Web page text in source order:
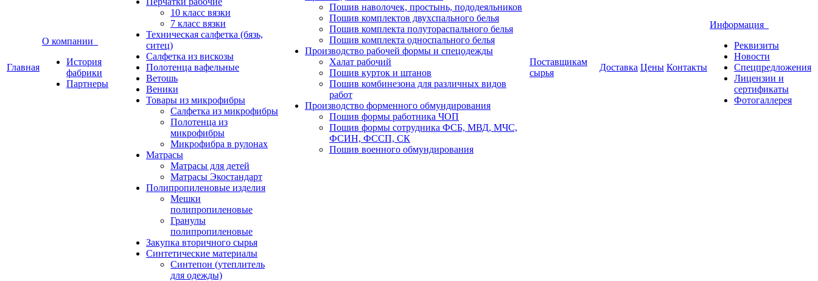
Главная
О компании
История
фабрики
Партнеры
10 класс вязки
7 класс вязки
Техническая салфетка (бязь,
ситец)
Салфетка из вискозы
Полотенца вафельные
Ветошь
Веники
Товары из микрофибры
Салфетка из микрофибры
Полотенца из
микрофибры
Микрофибра в рулонах
Матрасы
Матрасы для детей
Матрасы Экостандарт
Полипропиленовые изделия
Мешки
полипропиленовые
Гранулы
полипропиленовые
Закупка вторичного сырья
Синтетические материалы
Синтепон (утеплитель
для одежды)
Пошив наволочек, простынь, пододеяльников
Пошив комплектов двухспального белья
Пошив комплекта полутораспального белья
Пошив комплекта односпального белья
Производство рабочей формы и спецодежды
Халат рабочий
Пошив курток и штанов
Пошив комбинезона для различных видов
работ
Производство форменного обмундирования
Пошив формы работника ЧОП
Пошив формы сотрудника ФСБ, МВД, МЧС,
ФСИН, ФССП, СК
Пошив военного обмундирования
Поставщикам
сырья
Доставка Цены Контакты
Информация
Реквизиты
Новости
Спецпредложения
Лицензии и
сертификаты
Фотогаллерея